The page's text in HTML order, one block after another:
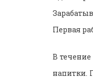
Первая
В
напитки.